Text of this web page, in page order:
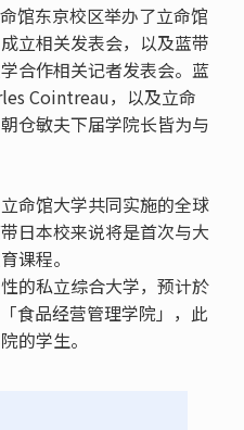
馆东京校区举办了立命馆
立相关发表会，以及蓝带
合作相关记者发表会。蓝
Cointreau，以及立命
仓敏夫下届学院长皆为与
命馆大学共同实施的全球
日本校来说将是首次与大
课程。
的私立综合大学，预计於
食品经营管理学院」，此
的学生。